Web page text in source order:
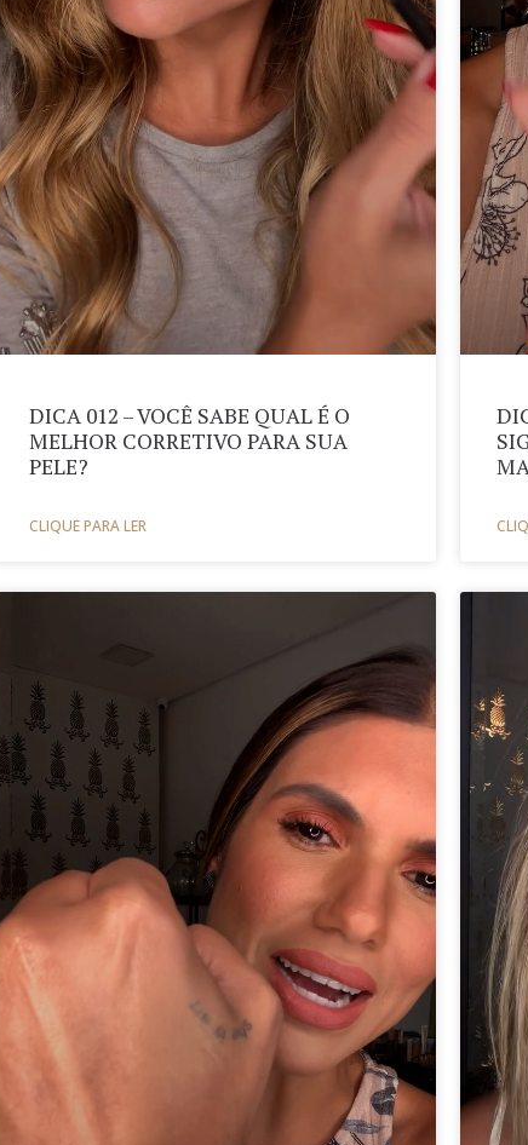
DICA 012 – VOCÊ SABE QUAL É O
MELHOR CORRETIVO PARA SUA
PELE?
CLIQUE PARA LER